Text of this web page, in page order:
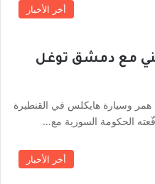
أخر الأخبار
مع دمشق توغل
همر وسيارة هايكلس في القنطيرة
الحكومة السورية مع…
أخر الأخبار